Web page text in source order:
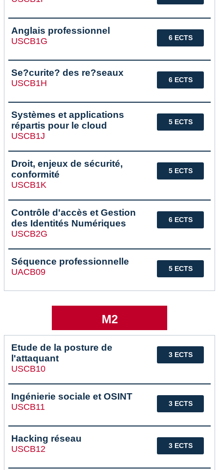
6 ECTS
Anglais professionnel
USCB1G
6 ECTS
Se?curite? des re?seaux
USCB1H
5 ECTS
Systèmes et applications
répartis pour le cloud
USCB1J
5 ECTS
Droit, enjeux de sécurité,
conformité
USCB1K
6 ECTS
Contrôle d'accès et Gestion
des Identités Numériques
USCB2G
5 ECTS
Séquence professionnelle
UACB09
M2
3 ECTS
Etude de la posture de
l'attaquant
USCB10
3 ECTS
Ingénierie sociale et OSINT
USCB11
3 ECTS
Hacking réseau
USCB12